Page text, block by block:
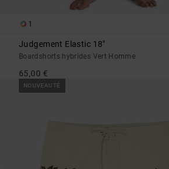
1
Judgement Elastic 18"
Boardshorts hybrides Vert Homme
65,00 €
NOUVEAUTÉ